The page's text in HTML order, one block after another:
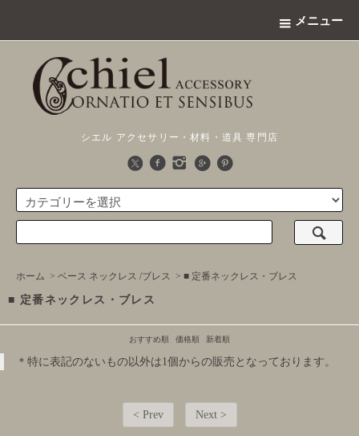
メニュー
シエル アクセサリー・材料・道具 専門店
ホーム > ベース ネックレス /ブレス > ■ 定番ネックレス・ブレス
■ 定番ネックレス・ブレス
おすすめ順 価格順 新着順
＊特に表記のないもの以外は1個からの販売となっております。
< Prev Next >